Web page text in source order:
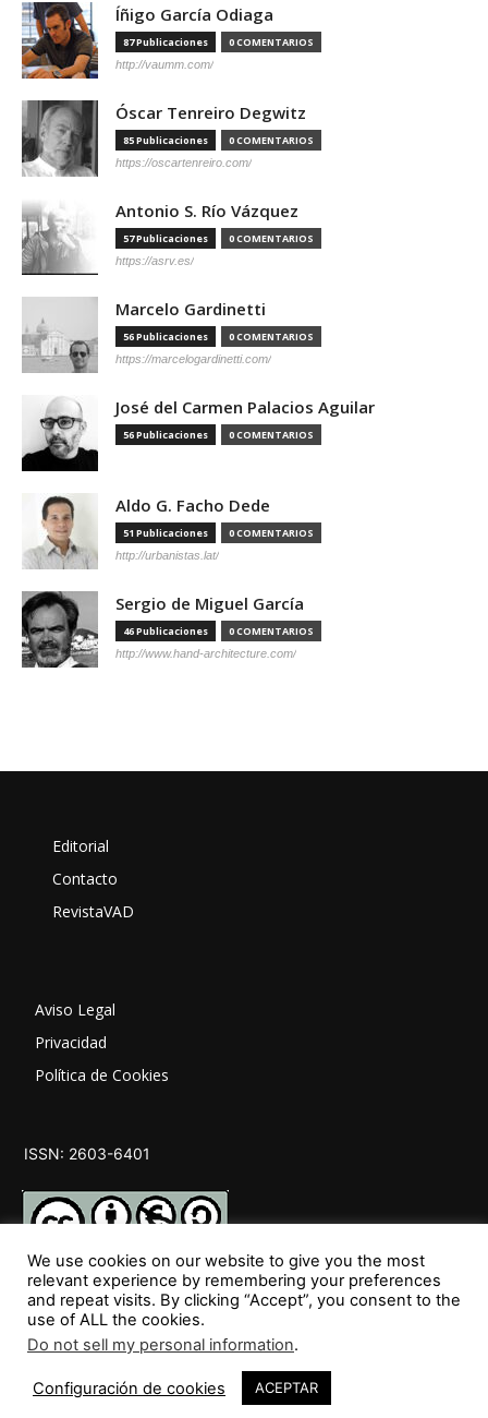
Íñigo García Odiaga
87 Publicaciones 0 COMENTARIOS
http://vaumm.com/
Óscar Tenreiro Degwitz
85 Publicaciones 0 COMENTARIOS
https://oscartenreiro.com/
Antonio S. Río Vázquez
57 Publicaciones 0 COMENTARIOS
https://asrv.es/
Marcelo Gardinetti
56 Publicaciones 0 COMENTARIOS
https://marcelogardinetti.com/
José del Carmen Palacios Aguilar
56 Publicaciones 0 COMENTARIOS
Aldo G. Facho Dede
51 Publicaciones 0 COMENTARIOS
http://urbanistas.lat/
Sergio de Miguel García
46 Publicaciones 0 COMENTARIOS
http://www.hand-architecture.com/
Editorial
Contacto
RevistaVAD
Aviso Legal
Privacidad
Política de Cookies
ISSN: 2603-6401
SÍGUENOS
We use cookies on our website to give you the most
relevant experience by remembering your preferences
and repeat visits. By clicking “Accept”, you consent to the
use of ALL the cookies.
Do not sell my personal information.
Configuración de cookies ACEPTAR